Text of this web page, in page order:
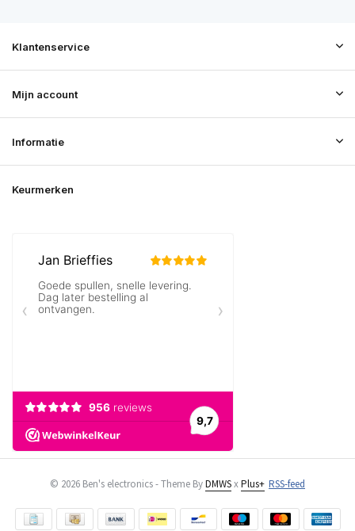
Klantenservice
Mijn account
Informatie
Keurmerken
© 2026 Ben's electronics - Theme ByDMWSxPlus+ RSS-feed